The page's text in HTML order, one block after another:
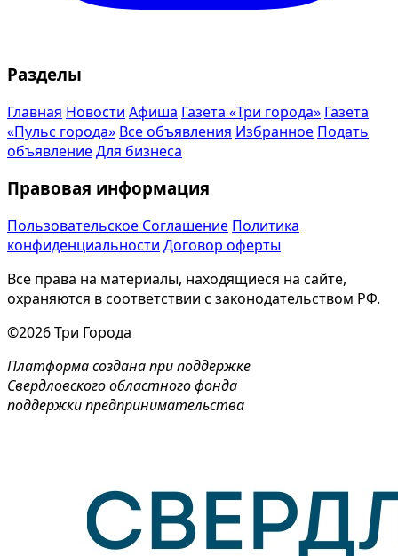
Разделы
Главная Новости Афиша Газета «Три города» Газета
«Пульс города» Все объявления Избранное Подать
объявлениеДля бизнеса
Правовая информация
Пользовательское Соглашение Политика
конфиденциальности Договор оферты
Все права на материалы, находящиеся на сайте,
охраняются в соответствии с законодательством РФ.
©2026 Три Города
Платформа создана при поддержке
Свердловского областного фонда
поддержки предпринимательства